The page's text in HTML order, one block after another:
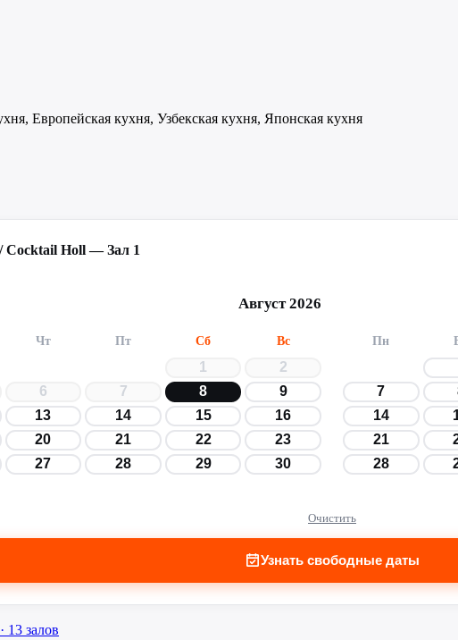
Европейская кухня, Узбекская кухня, Японская кухня
Cocktail Holl — Зал 1
Август 2026
Чт Пт Сб Вс
1
2
6 7 8
9
13 14 15
16
20 21 22
23
27 28 29
30
Пн
7
14
21
28
Очистить
Узнать свободные даты
· 13 залов